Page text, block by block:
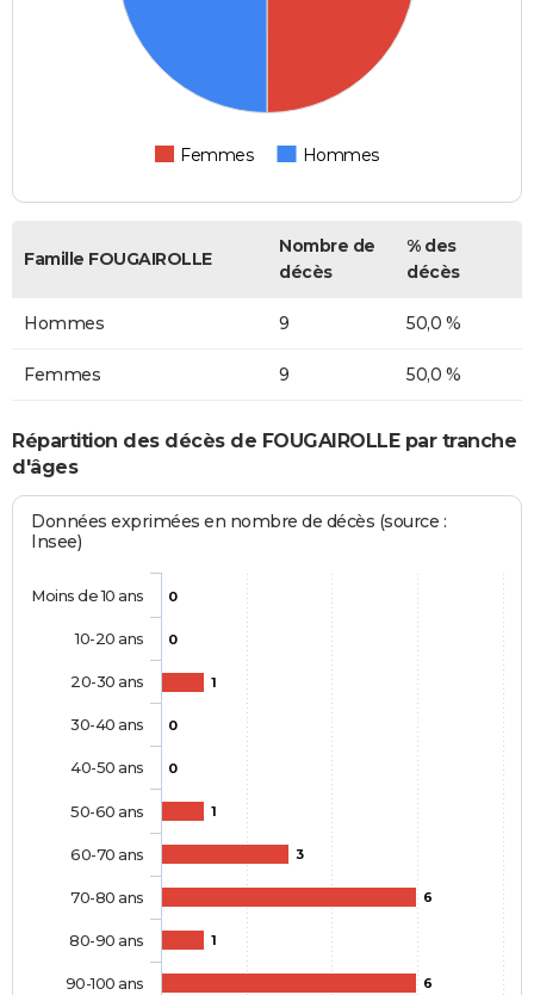
Femmes Hommes
Famille FOUGAIROLLE
Nombre de
décès
% des
décès
Hommes 9 50,0 %
Femmes 9 50,0 %
Répartition des décès de FOUGAIROLLE par tranche
d'âges
Données exprimées en nombre de décès (source :
Insee)
0
0
1
0
0
1
3
6
1
6
Moins de 10 ans
10-20 ans
20-30 ans
30-40 ans
40-50 ans
50-60 ans
60-70 ans
70-80 ans
80-90 ans
90-100 ans